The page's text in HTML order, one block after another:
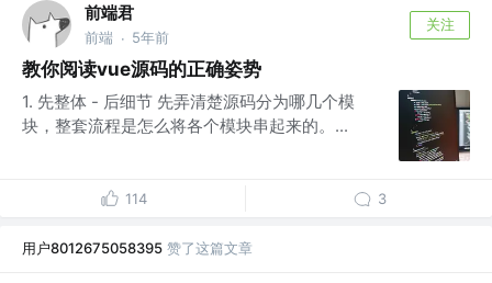
前端君
前端 · 5年前
关注
教你阅读vue源码的正确姿势
1. 先整体 - 后细节 先弄清楚源码分为哪几个模
块，整套流程是怎么将各个模块串起来的。...
114 3
用户8012675058395 赞了这篇文章